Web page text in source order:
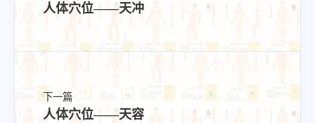
人体穴位——天冲
下一篇
人体穴位——天容